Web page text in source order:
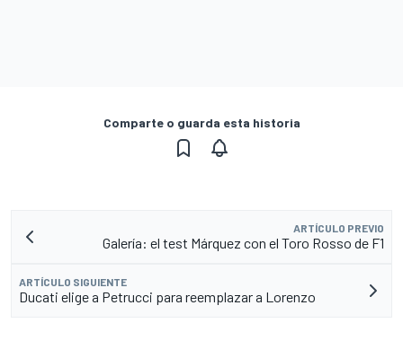
Comparte o guarda esta historia
ARTÍCULO PREVIO
Galería: el test Márquez con el Toro Rosso de F1
ARTÍCULO SIGUIENTE
Ducati elige a Petrucci para reemplazar a Lorenzo